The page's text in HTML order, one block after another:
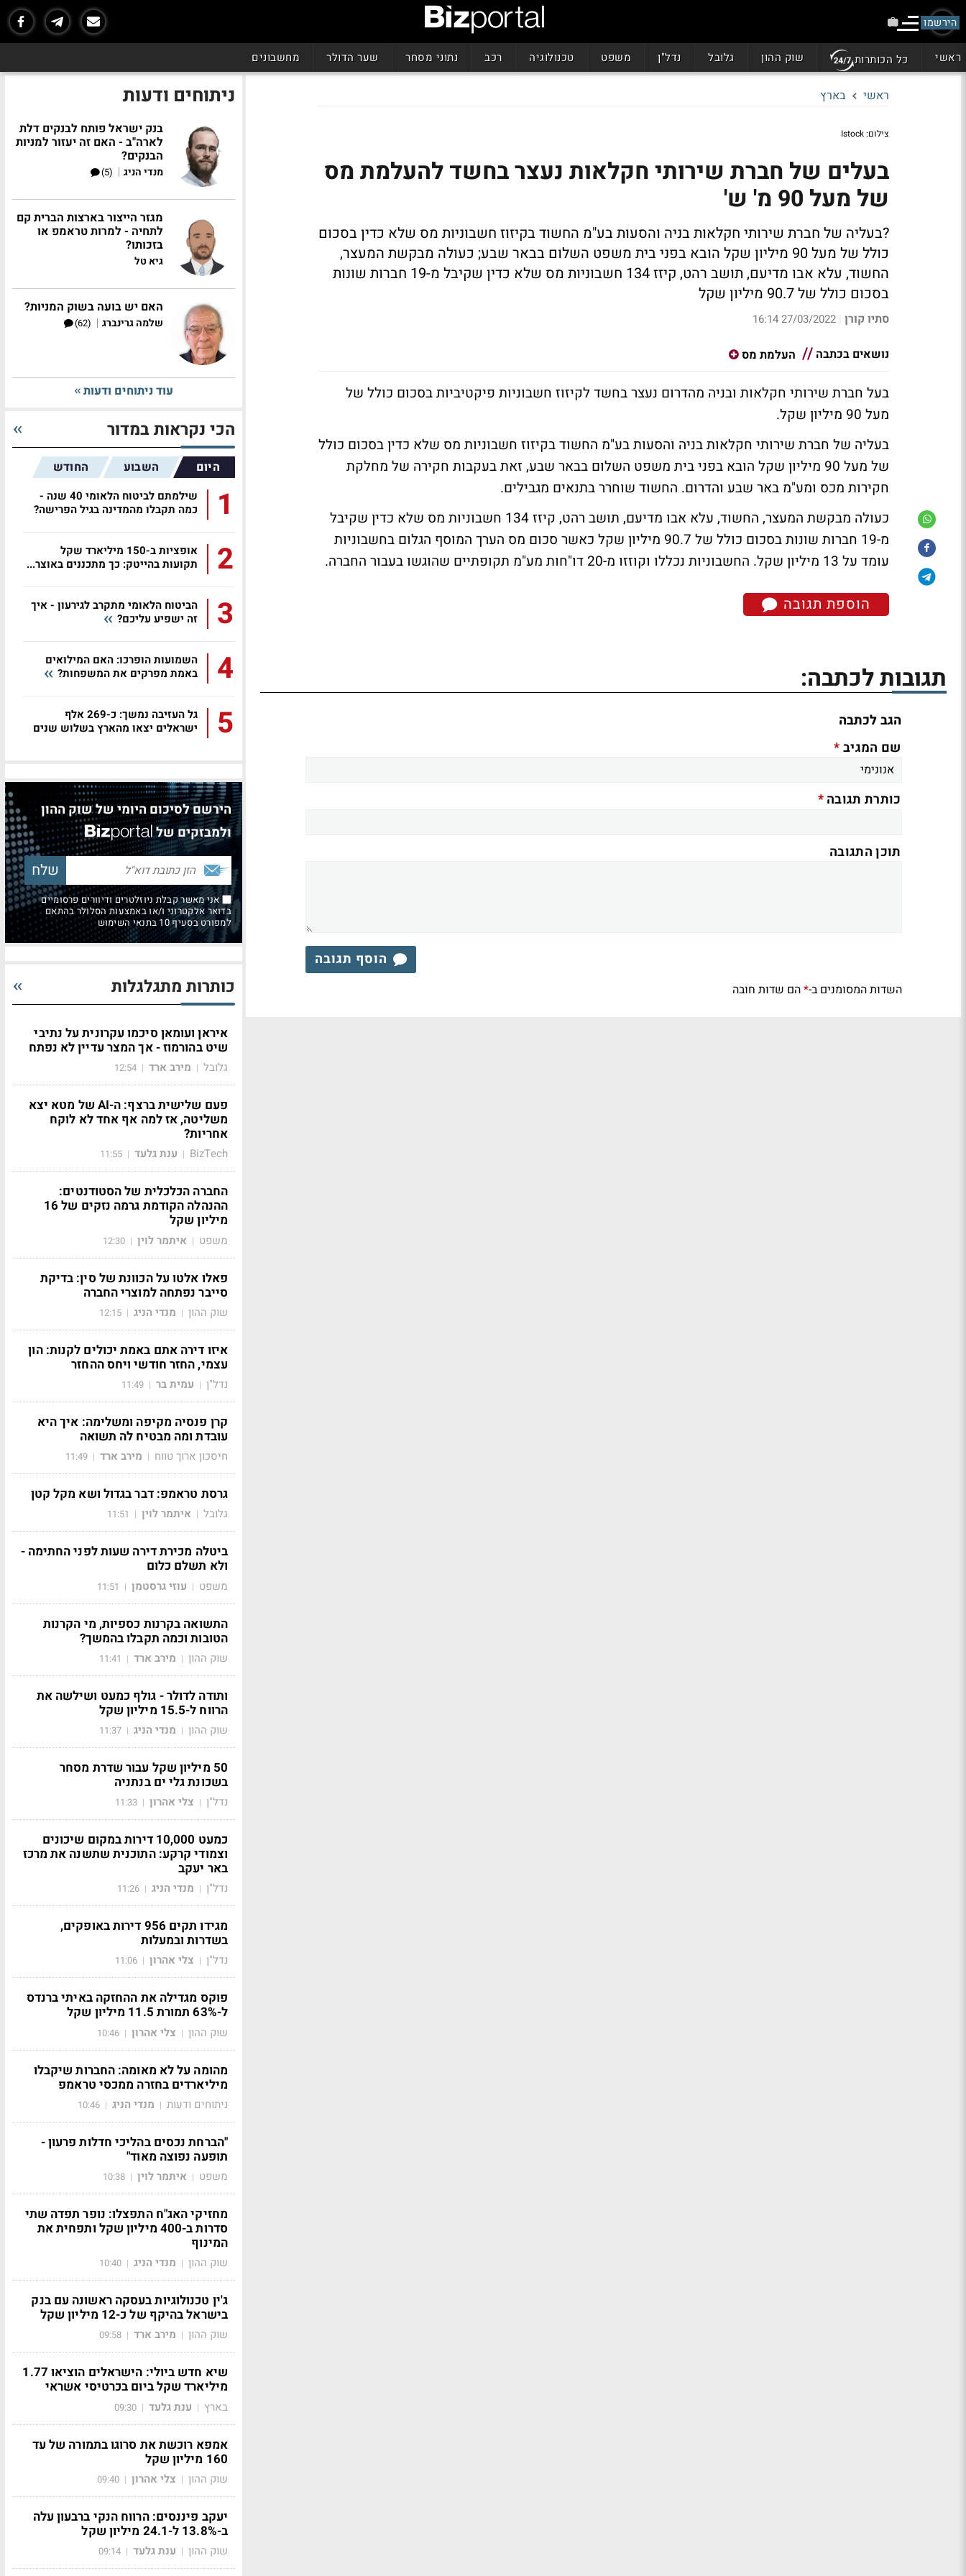
הירשמו
ראשי כל הכותרות שוק ההון גלובל נדל"ן משפט טכנולוגיה רכב נתוני מסחר שער הדולר מחשבונים
ראשי בארץ
צילום: Istock
בעלים של חברת שירותי חקלאות נעצר בחשד להעלמת מס
של מעל 90 מ' ש'
?בעליה של חברת שירותי חקלאות בניה והסעות בע"מ החשוד בקיזוז חשבוניות מס שלא כדין בסכום
כולל של מעל 90 מיליון שקל הובא בפני בית משפט השלום בבאר שבע; כעולה מבקשת המעצר,
החשוד, עלא אבו מדיעם, תושב רהט, קיזז 134 חשבוניות מס שלא כדין שקיבל מ-19 חברות שונות
בסכום כולל של 90.7 מיליון שקל
סתיו קורן |
27/03/2022 16:14
נושאים בכתבה העלמת מס
בעל חברת שירותי חקלאות ובניה מהדרום נעצר בחשד לקיזוז חשבוניות פיקטיביות בסכום כולל של
מעל 90 מיליון שקל.
בעליה של חברת שירותי חקלאות בניה והסעות בע"מ החשוד בקיזוז חשבוניות מס שלא כדין בסכום כולל
של מעל 90 מיליון שקל הובא בפני בית משפט השלום בבאר שבע, זאת בעקבות חקירה של מחלקת
חקירות מכס ומע"מ באר שבע והדרום. החשוד שוחרר בתנאים מגבילים.
כעולה מבקשת המעצר, החשוד, עלא אבו מדיעם, תושב רהט, קיזז 134 חשבוניות מס שלא כדין שקיבל
מ-19 חברות שונות בסכום כולל של 90.7 מיליון שקל כאשר סכום מס הערך המוסף הגלום בחשבוניות
עומד על 13 מיליון שקל. החשבוניות נכללו וקוזזו מ-20 דו"חות מע"מ תקופתיים שהוגשו בעבור החברה.
הוספת תגובה
תגובות לכתבה:
הגב לכתבה
שם המגיב*
כותרת תגובה*
תוכן התגובה
הוסף תגובה
השדות המסומנים ב-*הם שדות חובה
ניתוחים ודעות
בנק ישראל פותח לבנקים דלת
לארה"ב - האם זה יעזור למניות
הבנקים?
מנדי הניג |
(5)
מגזר הייצור בארצות הברית קם
לתחיה - למרות טראמפ או
בזכותו?
גיא טל
האם יש בועה בשוק המניות?
שלמה גרינברג |
(62)
עוד ניתוחים ודעות
הכי נקראות במדור
היום השבוע החודש
1
שילמתם לביטוח הלאומי 40 שנה -
כמה תקבלו מהמדינה בגיל הפרישה?
2
אופציות ב-150 מיליארד שקל
תקועות בהייטק: כך מתכננים באוצר...
3
הביטוח הלאומי מתקרב לגירעון - איך
זה ישפיע עליכם?
4
השמועות הופרכו: האם המילואים
באמת מפרקים את המשפחות?
5
גל העזיבה נמשך: כ-269 אלף
ישראלים יצאו מהארץ בשלוש שנים
הירשם לסיכום היומי של שוק ההון
ולמבזקים של
אני מאשר קבלת ניוזלטרים ודיוורים פרסומיים
בדואר אלקטרוני ו/או באמצעות הסלולר בהתאם
למפורט בסעיף 10 בתנאי השימוש
כותרות מתגלגלות
איראן ועומאן סיכמו עקרונית על נתיבי
שיט בהורמוז - אך המצר עדיין לא נפתח
גלובל | מירב ארד |
12:54
פעם שלישית ברצף: ה-AI של מטא יצא
משליטה, אז למה אף אחד לא לוקח
אחריות?
BizTech
| ענת גלעד |
11:55
החברה הכלכלית של הסטודנטים:
ההנהלה הקודמת גרמה נזקים של 16
מיליון שקל
משפט | איתמר לוין |
12:30
פאלו אלטו על הכוונת של סין: בדיקת
סייבר נפתחה למוצרי החברה
שוק ההון | מנדי הניג |
12:15
איזו דירה אתם באמת יכולים לקנות: הון
עצמי, החזר חודשי ויחס ההחזר
נדל"ן | עמית בר |
11:49
קרן פנסיה מקיפה ומשלימה: איך היא
עובדת ומה מבטיח לה תשואה
חיסכון ארוך טווח | מירב ארד |
11:49
גרסת טראמפ: דבר בגדול ושא מקל קטן
גלובל | איתמר לוין |
11:51
ביטלה מכירת דירה שעות לפני החתימה -
ולא תשלם כלום
משפט | עוזי גרסטמן |
11:51
התשואה בקרנות כספיות, מי הקרנות
הטובות וכמה תקבלו בהמשך?
שוק ההון | מירב ארד |
11:41
ותודה לדולר - גולף כמעט ושילשה את
הרווח ל-15.5 מיליון שקל
שוק ההון | מנדי הניג |
11:37
50 מיליון שקל עבור שדרת מסחר
בשכונת גלי ים בנתניה
נדל"ן | צלי אהרון |
11:33
כמעט 10,000 דירות במקום שיכונים
וצמודי קרקע: התוכנית שתשנה את מרכז
באר יעקב
נדל"ן | מנדי הניג |
11:26
מגידו תקים 956 דירות באופקים,
בשדרות ובמעלות
נדל"ן | צלי אהרון |
11:06
פוקס מגדילה את ההחזקה באיתי ברנדס
ל-63% תמורת 11.5 מיליון שקל
שוק ההון | צלי אהרון |
10:46
מהומה על לא מאומה: החברות שיקבלו
מיליארדים בחזרה ממכסי טראמפ
ניתוחים ודעות | מנדי הניג |
10:46
"הברחת נכסים בהליכי חדלות פרעון -
תופעה נפוצה מאוד"
משפט | איתמר לוין |
10:38
מחזיקי האג"ח התפצלו: נופר תפדה שתי
סדרות ב-400 מיליון שקל ותפחית את
המינוף
שוק ההון | מנדי הניג |
10:40
ג'ין טכנולוגיות בעסקה ראשונה עם בנק
בישראל בהיקף של כ-12 מיליון שקל
שוק ההון | מירב ארד |
09:58
שיא חדש ביולי: הישראלים הוציאו 1.77
מיליארד שקל ביום בכרטיסי אשראי
בארץ | ענת גלעד |
09:30
אמפא רוכשת את סרוגו בתמורה של עד
160 מיליון שקל
שוק ההון | צלי אהרון |
09:40
יעקב פיננסים: הרווח הנקי ברבעון עלה
ב-13.8% ל-24.1 מיליון שקל
שוק ההון | ענת גלעד |
09:14